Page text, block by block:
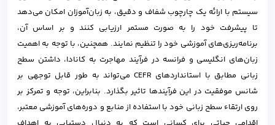
سیستم با ارائه یک چارچوب شفاف و دقیق، به زبان‌آموزان امکان می‌دهد
تا پیشرفت خود را به صورت مستمر ارزیابی کنند و بر اساس آن،
برنامه‌ریزی‌های آموزشی خود را تنظیم نمایند. همچنین، با توجه به اهمیت
زبان‌های انگلیسی و فرانسه در فرآیند مهاجرت به کانادا، داشتن سطح
زبانی مطابق با استانداردهای CEFR می‌تواند به طور قابل توجهی بر
شانس موفقیت در این فرآیندها تاثیر بگذارد. بنابراین، توجه و تمرکز بر
روی ارتقاء سطح زبانی خود با استفاده از منابع و دوره‌های آموزشی معتبر،